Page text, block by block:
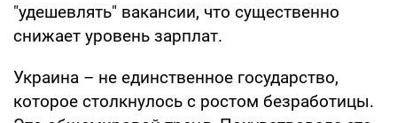
"удешевлять" вакансии, что существенно
снижает уровень зарплат.
Украина – не единственное государство,
которое столкнулось с ростом безработицы.